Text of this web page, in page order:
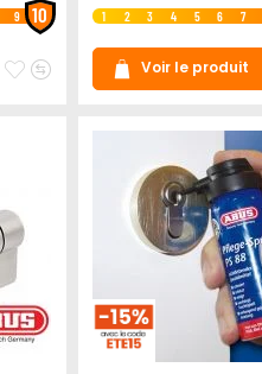
9 10
AjouterAjouter
1 2 3 4 5 6 7
Voir le produit